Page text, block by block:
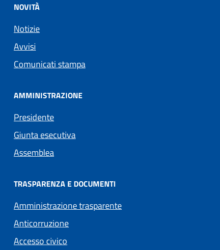
NOVITÀ
Notizie
Avvisi
Comunicati stampa
AMMINISTRAZIONE
Presidente
Giunta esecutiva
Assemblea
TRASPARENZA E DOCUMENTI
Amministrazione trasparente
Anticorruzione
Accesso civico